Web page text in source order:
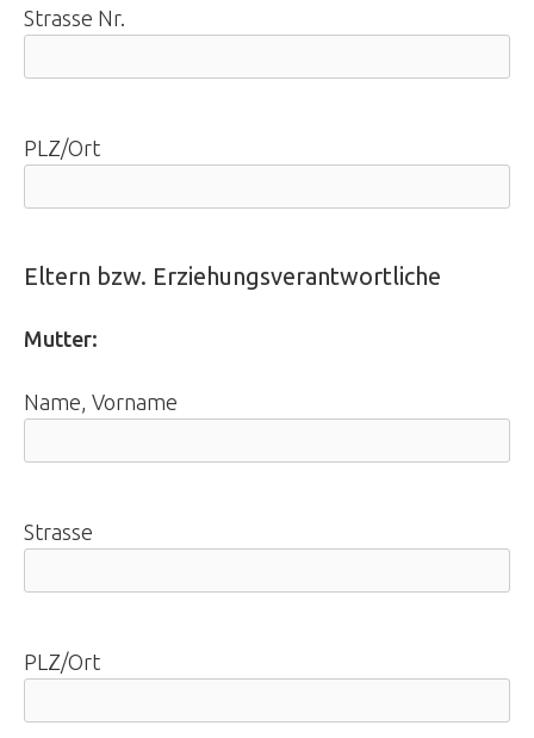
Strasse Nr.
PLZ/Ort
Eltern bzw. Erziehungsverantwortliche
Mutter:
Name, Vorname
Strasse
PLZ/Ort